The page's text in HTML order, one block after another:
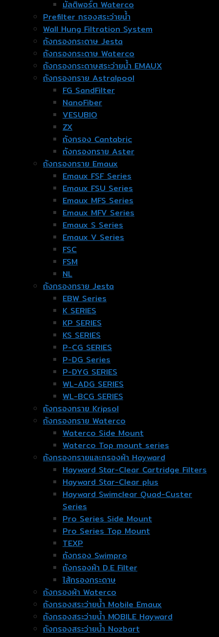
มัลติพอร์ต Waterco
Prefilter กรองสระว่ายน้ำ
Wall Hung Filtration System
ถังกรองกระดาษ Jesta
ถังกรองกระดาษ Waterco
ถังกรองกระดาษสระว่ายน้ำ EMAUX
ถังกรองทราย Astralpool
FG SandFilter
NanoFiber
VESUBIO
ZX
ถังกรอง Cantabric
ถังกรองทราย Aster
ถังกรองทราย Emaux
Emaux FSF Series
Emaux FSU Series
Emaux MFS Series
Emaux MFV Series
Emaux S Series
Emaux V Series
FSC
FSM
NL
ถังกรองทราย Jesta
EBW Series
K SERIES
KP SERIES
KS SERIES
P-CG SERIES
P-DG Series
P-DYG SERIES
WL-ADG SERIES
WL-BCG SERIES
ถังกรองทราย Kripsol
ถังกรองทราย Waterco
Waterco Side Mount
Waterco Top mount series
ถังกรองทรายและกรองผ้า Hayward
Hayward Star-Clear Cartridge Filters
Hayward Star-Clear plus
Hayward Swimclear Quad-Custer
Series
Pro Series Side Mount
Pro Series Top Mount
TEXP
ถังกรอง Swimpro
ถังกรองผ้า D.E Filter
ไส้กรองกระดาษ
ถังกรองผ้า Waterco
ถังกรองสระว่ายน้ำ Mobile Emaux
ถังกรองสระว่ายน้ำ MOBILE Hayward
ถังกรองสระว่ายน้ำ Nozbart